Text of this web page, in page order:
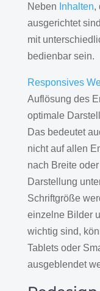
Neben Inhalten,
ausgerichtet
mit
bedienbar sein.
Responsives
Auflösung des
optimale
Das bedeutet
nicht auf allen
nach Breite
Darstellung
Schriftgröße
einzelne Bilder
wichtig sind,
Tablets oder
ausgeblendet